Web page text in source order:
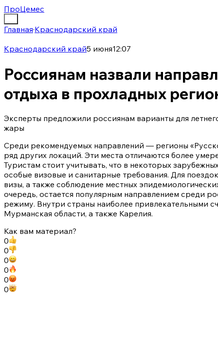
ПроЦемес
Главная·Краснодарский край
Краснодарский край5 июня12:07
Россиянам назвали
отдыха в прохладных
Эксперты предложили россиянам варианты для
жары
Среди рекомендуемых направлений — регионы
ряд других локаций. Эти места отличаются более
Туристам стоит учитывать, что в некоторых
особые визовые и санитарные требования. Для
визы, а также соблюдение местных
очередь, остается популярным направлением среди
режиму. Внутри страны наиболее привлекательными
Мурманская области, а также Карелия.
Как вам материал?
0
0
0
0
0
0